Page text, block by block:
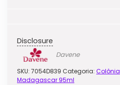
Disclosure
Davene
SKU: 7054D839 Categoria: Colônia
Madagascar 95ml